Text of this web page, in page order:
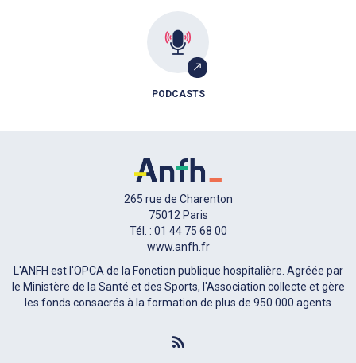
PODCASTS
265 rue de Charenton
75012 Paris
Tél. : 01 44 75 68 00
www.anfh.fr
L'ANFH est l'OPCA de la Fonction publique hospitalière. Agréée par
le Ministère de la Santé et des Sports, l'Association collecte et gère
les fonds consacrés à la formation de plus de 950 000 agents